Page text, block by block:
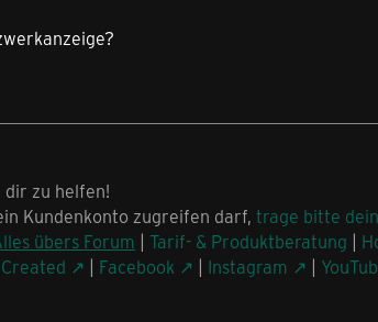
dir zu helfen!
Kundenkonto zugreifen darf, trage bitte
übers Forum | Tarif- & Produktberatung |
Created | Facebook | Instagram |